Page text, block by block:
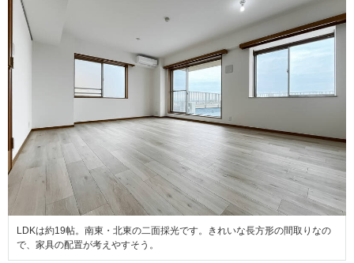
LDKは約19帖。南東・北東の二面採光です。きれいな長方形の間取りなの
で、家具の配置が考えやすそう。